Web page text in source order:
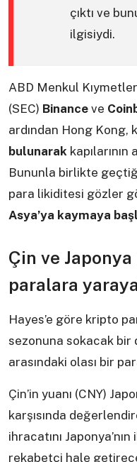
çıktı ve
ilgisiydi.
ABD Menkul
(SEC) Binance ve
ardından Hong Kong,
bulunarak
Bununla birlikte
para likiditesi gözler
Asya’ya kaymaya
Çin ve
paralara
Hayes’e göre kripto
sezonuna sokacak bir
arasındaki olası bir
Çin’in yuanı (CNY)
karşısında
ihracatını
rekabetçi hale